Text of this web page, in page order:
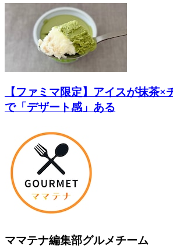
【ファミマ限定】アイスが抹茶×
で「デザート感」ある
ママテナ編集部グルメチーム